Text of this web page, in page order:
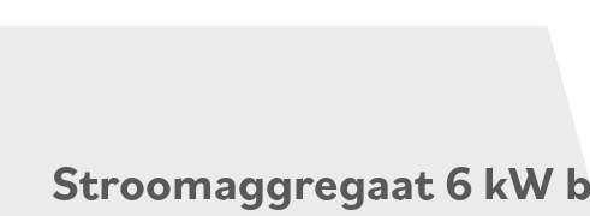
Stroomaggregaat 6 kW